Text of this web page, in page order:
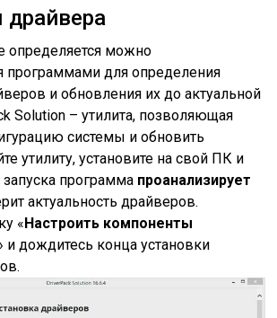
драйвера
определяется можно
программами для определения
и обновления их до актуальной
Solution – утилита, позволяющая
системы и обновить
утилиту, установите на свой ПК и
запуска программа проанализирует
актуальность драйверов.
«Настроить компоненты
и дождитесь конца установки